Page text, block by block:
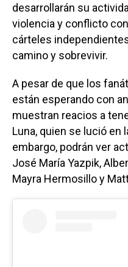
desarrollarán su
violencia y conflicto
cárteles
camino y sobrevivir.
A pesar de que los
están esperando con
muestran reacios a
Luna, quien se lució en
embargo, podrán ver
José María Yazpik,
Mayra Hermosillo y